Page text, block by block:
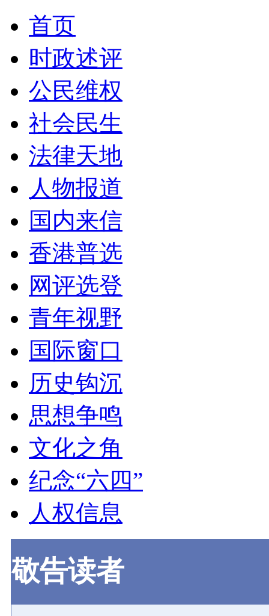
首页
时政述评
公民维权
社会民生
法律天地
人物报道
国内来信
香港普选
网评选登
青年视野
国际窗口
历史钩沉
思想争鸣
文化之角
纪念“六四”
人权信息
敬告读者